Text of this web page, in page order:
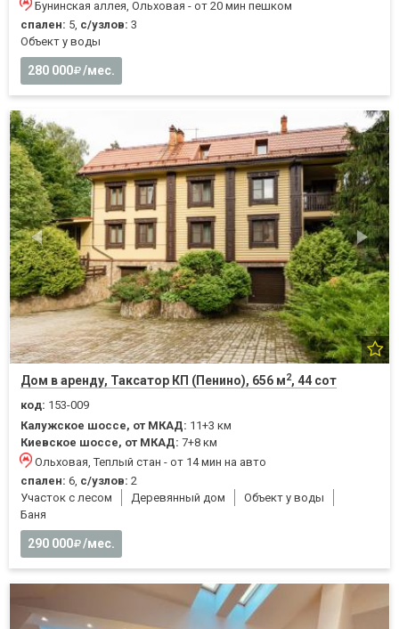
Бунинская аллея, Ольховая - от 20 мин пешком
спален: 5, с/узлов: 3
Объект у воды
280 000 /мес.
Дом в аренду, Таксатор КП (Пенино), 656 м2, 44 сот
код: 153-009
Калужское шоссе, от МКАД: 11+3 км
Киевское шоссе, от МКАД: 7+8 км
Ольховая, Теплый стан - от 14 мин на авто
спален: 6, с/узлов: 2
Участок с лесом
Деревянный дом
Объект у воды
Баня
290 000 /мес.